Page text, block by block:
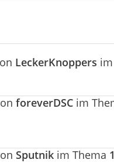
LeckerKnoppers
foreverDSC im
Sputnik im Thema